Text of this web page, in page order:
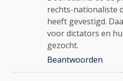
rechts-nationaliste
heeft gevestigd.
voor dictators en
gezocht.
Beantwoorden